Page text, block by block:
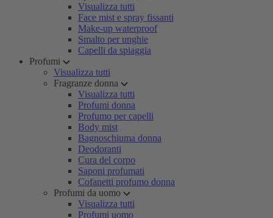
Visualizza tutti
Face mist e spray fissanti
Make-up waterproof
Smalto per unghie
Capelli da spiaggia
Profumi
Visualizza tutti
Fragranze donna
Visualizza tutti
Profumi donna
Profumo per capelli
Body mist
Bagnoschiuma donna
Deodoranti
Cura del corpo
Saponi profumati
Cofanetti profumo donna
Profumi da uomo
Visualizza tutti
Profumi uomo